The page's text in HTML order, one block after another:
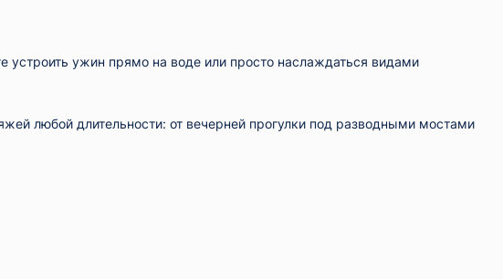
устроить ужин прямо на воде или просто наслаждаться видами
любой длительности: от вечерней прогулки под разводными мостами